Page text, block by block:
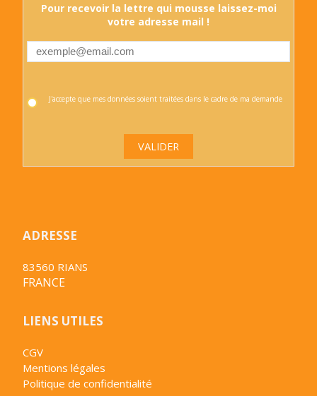
Pour recevoir la lettre qui mousse laissez-moi
votre adresse mail !
J'accepte que mes données soient traitées dans le cadre de ma demande
VALIDER
ADRESSE
83560 RIANS
FRANCE
LIENS UTILES
CGV
Mentions légales
Politique de confidentialité